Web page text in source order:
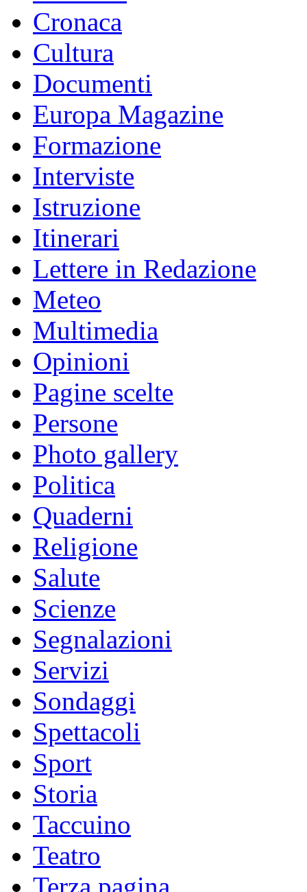
Cronaca
Cultura
Documenti
Europa Magazine
Formazione
Interviste
Istruzione
Itinerari
Lettere in Redazione
Meteo
Multimedia
Opinioni
Pagine scelte
Persone
Photo gallery
Politica
Quaderni
Religione
Salute
Scienze
Segnalazioni
Servizi
Sondaggi
Spettacoli
Sport
Storia
Taccuino
Teatro
Terza pagina